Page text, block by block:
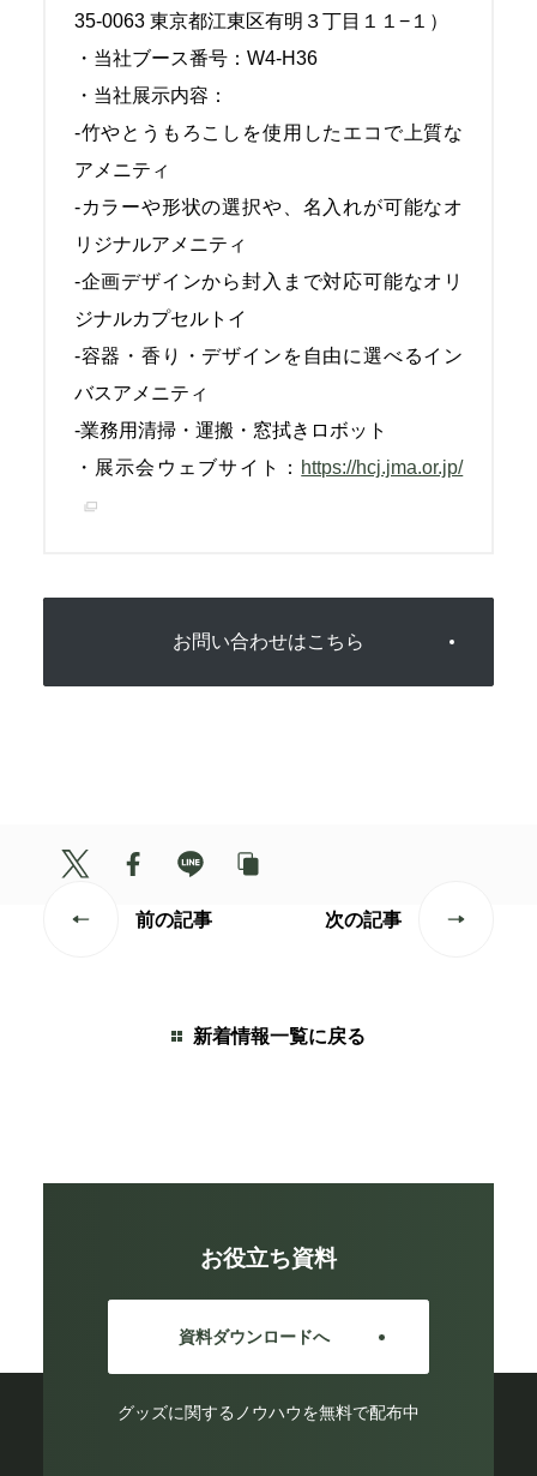
35-0063 東京都江東区有明３丁目１１−１）
・当社ブース番号：W4-H36
・当社展示内容：
-竹やとうもろこしを使用したエコで上質な
アメニティ
-カラーや形状の選択や、名入れが可能なオ
リジナルアメニティ
-企画デザインから封入まで対応可能なオリ
ジナルカプセルトイ
-容器・香り・デザインを自由に選べるイン
バスアメニティ
-業務用清掃・運搬・窓拭きロボット
・展示会ウェブサイト： https://hcj.jma.or.jp/
お問い合わせはこちら
前の記事
新着情報一覧に戻る
次の記事
お役立ち資料
資料ダウンロードへ
グッズに関するノウハウを無料で配布中